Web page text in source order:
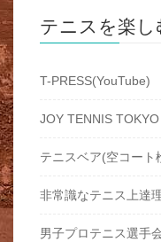
テニスを楽し
T-PRESS(YouTube)
JOY TENNIS
テニスベア(空コート
非常識なテニス上達
男子プロテニス選手